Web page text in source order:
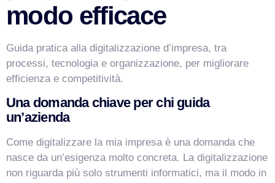
modo efficace
Guida pratica alla digitalizzazione d’impresa, tra
processi, tecnologia e organizzazione, per migliorare
efficienza e competitività.
Una domanda chiave per chi guida
un’azienda
Come digitalizzare la mia impresa è una domanda che
nasce da un’esigenza molto concreta. La digitalizzazione
non riguarda più solo strumenti informatici, ma il modo in